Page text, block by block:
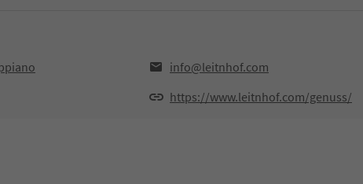
info@leitnhof.com
https://www.leitnhof.com/genuss/